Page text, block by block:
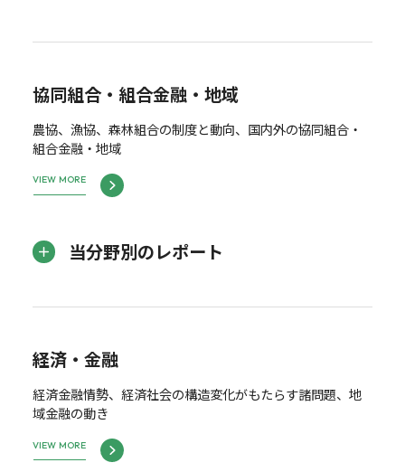
協同組合・組合金融・地域
農協、漁協、森林組合の制度と動向、国内外の協同組合・
組合金融・地域
VIEW MORE
当分野別のレポート
経済・金融
経済金融情勢、経済社会の構造変化がもたらす諸問題、地
域金融の動き
VIEW MORE